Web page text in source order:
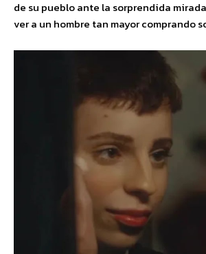
de su pueblo ante la sorprendida
ver a un hombre tan mayor comprando